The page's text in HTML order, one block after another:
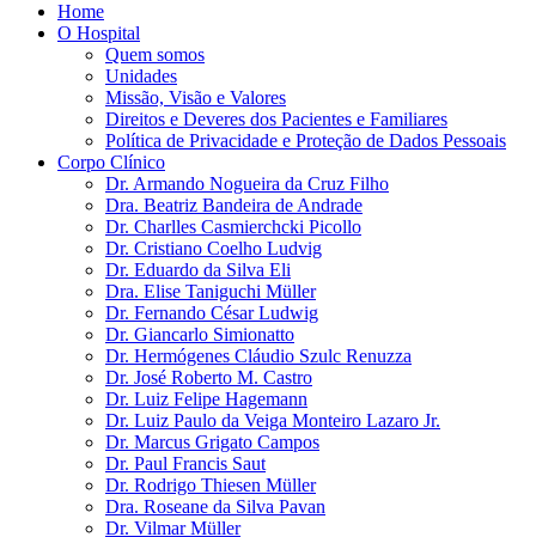
Home
O Hospital
Quem somos
Unidades
Missão, Visão e Valores
Direitos e Deveres dos Pacientes e Familiares
Política de Privacidade e Proteção de Dados Pessoais
Corpo Clínico
Dr. Armando Nogueira da Cruz Filho
Dra. Beatriz Bandeira de Andrade
Dr. Charlles Casmierchcki Picollo
Dr. Cristiano Coelho Ludvig
Dr. Eduardo da Silva Eli
Dra. Elise Taniguchi Müller
Dr. Fernando César Ludwig
Dr. Giancarlo Simionatto
Dr. Hermógenes Cláudio Szulc Renuzza
Dr. José Roberto M. Castro
Dr. Luiz Felipe Hagemann
Dr. Luiz Paulo da Veiga Monteiro Lazaro Jr.
Dr. Marcus Grigato Campos
Dr. Paul Francis Saut
Dr. Rodrigo Thiesen Müller
Dra. Roseane da Silva Pavan
Dr. Vilmar Müller